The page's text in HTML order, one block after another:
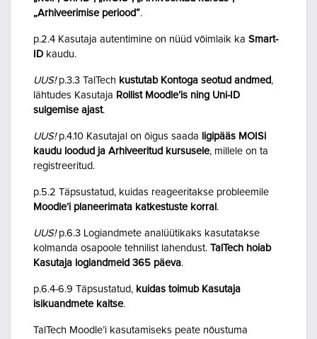
„Arhiveerimise periood“.
p.2.4 Kasutaja autentimine on nüüd võimlaik ka Smart-
ID kaudu.
UUS!p.3.3 TalTech kustutab Kontoga seotud andmed,
lähtudes Kasutaja Rollist Moodle’is ning Uni-ID
sulgemise ajast.
UUS!p.4.10 Kasutajal on õigus saada ligipääs MOISi
kaudu loodud ja Arhiveeritud kursusele, millele on ta
registreeritud.
p.5.2 Täpsustatud, kuidas reageeritakse probleemile
Moodle’i planeerimata katkestuste korral .
UUS!p.6.3 Logiandmete analüütikaks kasutatakse
kolmanda osapoole tehnilist lahendust. TalTech hoiab
Kasutaja logiandmeid 365 päeva.
p.6.4-6.9 Täpsustatud, kuidas toimub Kasutaja
isikuandmete kaitse.
TalTech Moodle’i kasutamiseks peate nõustuma